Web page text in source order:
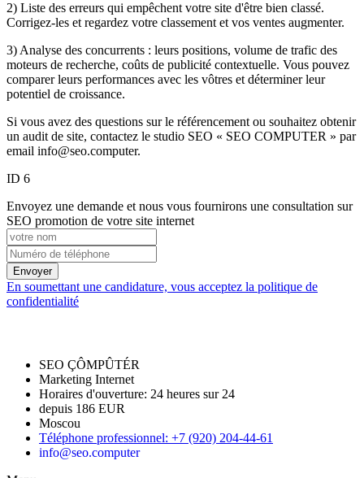
2) Liste des erreurs qui empêchent votre site d'être bien classé.
Corrigez-les et regardez votre classement et vos ventes augmenter.
3) Analyse des concurrents : leurs positions, volume de trafic des
moteurs de recherche, coûts de publicité contextuelle. Vous pouvez
comparer leurs performances avec les vôtres et déterminer leur
potentiel de croissance.
Si vous avez des questions sur le référencement ou souhaitez obtenir
un audit de site, contactez le studio SEO « SEO COMPUTER » par
email info@seo.computer.
ID 6
Envoyez une demande et nous vous fournirons une consultation sur
SEO promotion de votre site internet
Envoyer
En soumettant une candidature, vous acceptez la politique de
confidentialité
SEO ÇÔMPÛTÉR
Marketing Internet
Horaires d'ouverture: 24 heures sur 24
depuis 186 EUR
Moscou
Téléphone professionnel: +7 (920) 204-44-61
info@seo.computer